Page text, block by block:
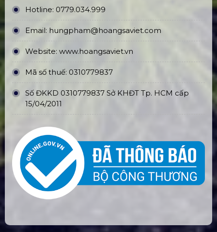
Hotline: 0779.034.999
Email: hungpham@hoangsaviet.com
Website: www.hoangsaviet.vn
Mã số thuế: 0310779837
Số ĐKKD 0310779837 Sở KHĐT Tp. HCM cấp
15/04/2011